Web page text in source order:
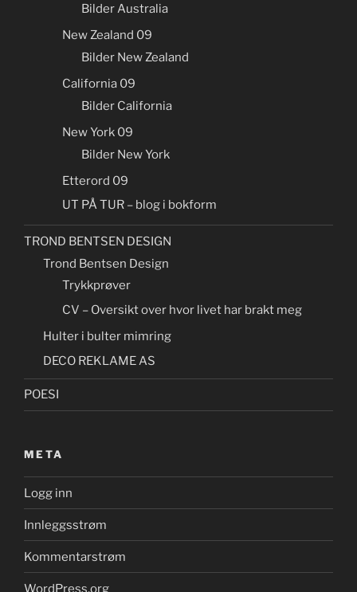
Bilder Australia
New Zealand 09
Bilder New Zealand
California 09
Bilder California
New York 09
Bilder New York
Etterord 09
UT PÅ TUR – blog i bokform
TROND BENTSEN DESIGN
Trond Bentsen Design
Trykkprøver
CV – Oversikt over hvor livet har brakt meg
Hulter i bulter mimring
DECO REKLAME AS
POESI
META
Logg inn
Innleggsstrøm
Kommentarstrøm
WordPress.org